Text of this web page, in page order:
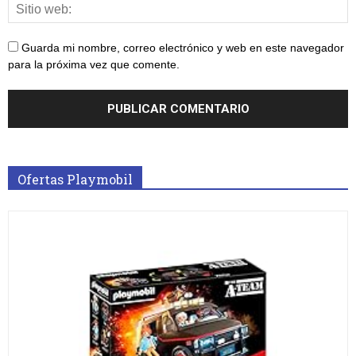
Guarda mi nombre, correo electrónico y web en este navegador
para la próxima vez que comente.
Ofertas Playmobil